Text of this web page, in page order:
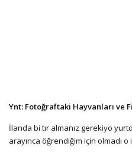
Ynt: Fotoğraftaki Hayvanları ve
İlanda bi tır almanız gerekiyo
arayınca öğrendiğim için olmadı o